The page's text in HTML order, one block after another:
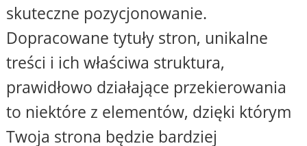
skuteczne pozycjonowanie.
Dopracowane tytuły stron, unikalne
treści i ich właściwa struktura,
prawidłowo działające przekierowania
to niektóre z elementów, dzięki którym
Twoja strona będzie bardziej